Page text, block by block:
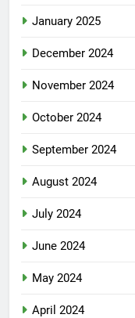
January 2025
December 2024
November 2024
October 2024
September 2024
August 2024
July 2024
June 2024
May 2024
April 2024